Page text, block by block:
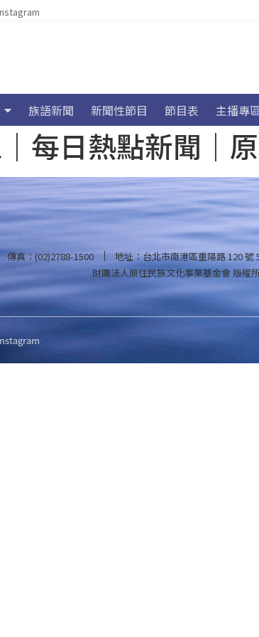
族語新聞 新聞性節目 節目表 主播專
每日熱點新聞｜
傳真：(02)2788-1500
地址：台北市南港區重陽路 120 號
財團法人原住民族文化事業基金會 版權